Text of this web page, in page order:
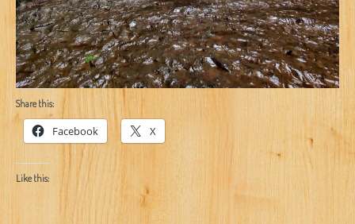
Share this:
Facebook X
Like this: